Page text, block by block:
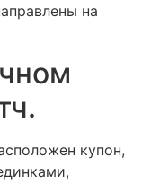
на
купон,